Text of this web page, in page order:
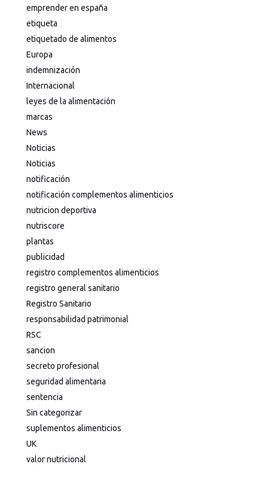
emprender en españa
etiqueta
etiquetado de alimentos
Europa
indemnización
Internacional
leyes de la alimentación
marcas
News
Noticias
Noticias
notificación
notificación complementos alimenticios
nutricion deportiva
nutriscore
plantas
publicidad
registro complementos alimenticios
registro general sanitario
Registro Sanitario
responsabilidad patrimonial
RSC
sancion
secreto profesional
seguridad alimentaria
sentencia
Sin categorizar
suplementos alimenticios
UK
valor nutricional